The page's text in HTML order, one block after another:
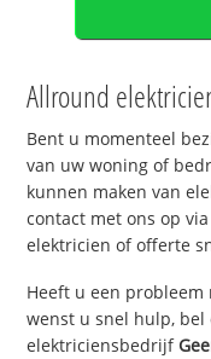
Allround
Bent u momenteel
van uw woning of
kunnen maken van
contact met ons op
elektricien of offerte
Heeft u een
wenst u snel hulp, bel
elektriciensbedrijf